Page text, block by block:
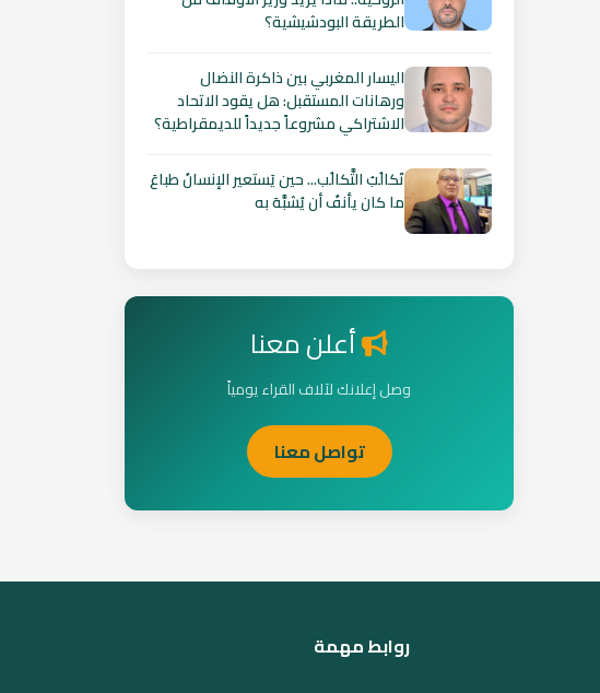
الطريقة البودشيشية؟
اليسار المغربي بين ذاكرة النضال
ورهانات المستقبل: هل يقود الاتحاد
الاشتراكي مشروعاً جديداً للديمقراطية؟
تَكالُبُ التَّكالُب... حين يَستعير الإنسانُ طباعَ
ما كان يأنفُ أن يُشبَّهَ به
أعلن معنا
وصل إعلانك لآلاف القراء يومياً
تواصل معنا
روابط مهمة